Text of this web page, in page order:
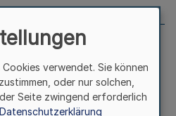
Nr. 204 vom
verwendet. Sie können
oder nur solchen,
Seite zwingend erforderlich
Datenschutzerklärung